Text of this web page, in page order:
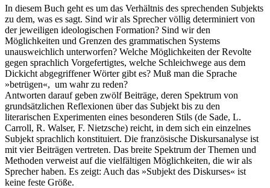
In diesem Buch geht es um das Verhältnis des sprechenden Subjekts
zu dem, was es sagt. Sind wir als Sprecher völlig determiniert von
der jeweiligen ideologischen Formation? Sind wir den
Möglichkeiten und Grenzen des grammatischen Systems
unausweichlich unterworfen? Welche Möglichkeiten der Revolte
gegen sprachlich Vorgefertigtes, welche Schleichwege aus dem
Dickicht abgegriffener Wörter gibt es? Muß man die Sprache
»betrügen«, um wahr zu reden?
Antworten darauf geben zwölf Beiträge, deren Spektrum von
grundsätzlichen Reflexionen über das Subjekt bis zu den
literarischen Experimenten eines besonderen Stils (de Sade, L.
Carroll, R. Walser, F. Nietzsche) reicht, in dem sich ein einzelnes
Subjekt sprachlich konstituiert. Die französische Diskursanalyse ist
mit vier Beiträgen vertreten. Das breite Spektrum der Themen und
Methoden verweist auf die vielfältigen Möglichkeiten, die wir als
Sprecher haben. Es zeigt: Auch das »Subjekt des Diskurses« ist
keine feste Größe.